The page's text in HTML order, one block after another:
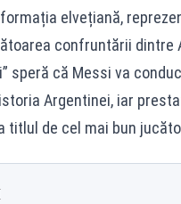
elvețiană,
confruntării dintre
speră că Messi va
Argentinei, iar
titlul de cel mai bun